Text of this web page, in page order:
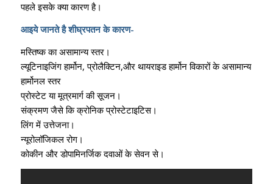
पहले इसके क्या कारण है।
आइये जानते है शीघ्रपतन के कारण-
मस्तिष्क का असामान्य स्तर।
ल्यूटिनाइजिंग हार्मोन, प्रोलैक्टिन,और थायराइड हार्मोन विकारों के असामान्य
हार्मोनल स्तर
प्रोस्टेट या मूत्रमार्ग की सूजन।
संक्रमण जैसे कि क्रोनिक प्रोस्टेटाइटिस।
लिंग में उत्तेजना।
न्यूरोलॉजिकल रोग।
कोकीन और डोपामिनर्जिक दवाओं के सेवन से।